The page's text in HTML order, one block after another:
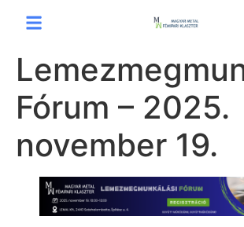
Fórum – 2025.
november 19.